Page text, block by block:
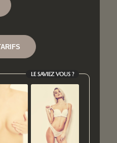
LE SAVIEZ VOUS ?